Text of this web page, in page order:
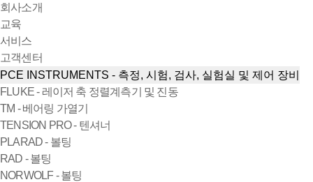
회사소개
교육
서비스
고객센터
PCE INSTRUMENTS - 측정, 시험, 검사, 실험실 및 제어 장비
FLUKE - 레이저 축 정렬계측기 및 진동
TM - 베어링 가열기
TENSION PRO - 텐셔너
PLARAD - 볼팅
RAD - 볼팅
NORWOLF - 볼팅